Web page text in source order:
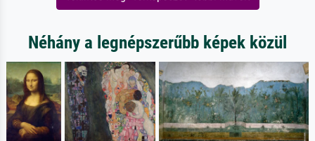
Néhány a legnépszerűbb képek közül